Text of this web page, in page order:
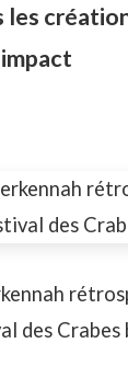
les
des Crabes